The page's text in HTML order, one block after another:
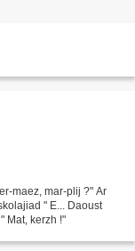
maez, mar-plij ?" Ar
" E... Daoust
Mat, kerzh !"